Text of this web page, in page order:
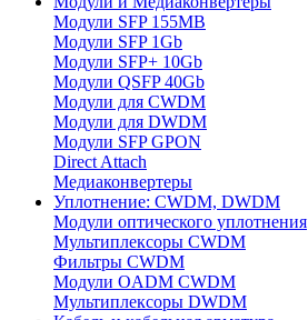
Модули SFP 155MB
Модули SFP 1Gb
Модули SFP+ 10Gb
Модули QSFP 40Gb
Модули для CWDM
Модули для DWDM
Модули SFP GPON
Direct Attach
Медиаконвертеры
Уплотнение: CWDM, DWDM
Модули оптического уплотнения
Мультиплексоры CWDM
Фильтры CWDM
Модули OADM CWDM
Мультиплексоры DWDM